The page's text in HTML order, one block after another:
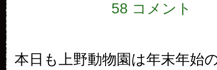
58 コメント
本日も上野動物園は年末年始